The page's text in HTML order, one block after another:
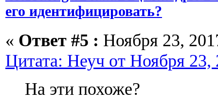
его идентифицировать?
« Ответ #5 : Ноября 23,
Цитата: Неуч от Ноября 23,
На эти похоже?